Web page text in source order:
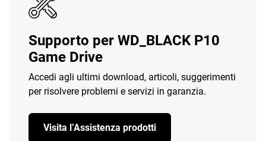
Supporto per WD_BLACK P10
Game Drive
Accedi agli ultimi download, articoli, suggerimenti
per risolvere problemi e servizi in garanzia.
Visita l’Assistenza prodotti